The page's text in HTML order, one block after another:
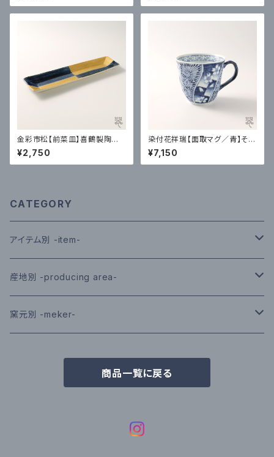
金彩市松【前菜皿】喜鶴製陶｜
有田
¥2,750
染付花祥瑞【面取マグ／青】そう
た窯｜有田
¥7,150
CATEGORY
アイテム別 -item-
皿／プレート｜plate
鉢／ボウル｜bowl
湯呑み／コップ｜cup
産地別 -producing area-
有田｜arita
伊万里鍋島｜imari-nabeshima
窯元別 -meker-
敏彩窯｜binsai｜波佐見
喜鶴製陶｜kikakuseito｜有田
商品一覧に戻る